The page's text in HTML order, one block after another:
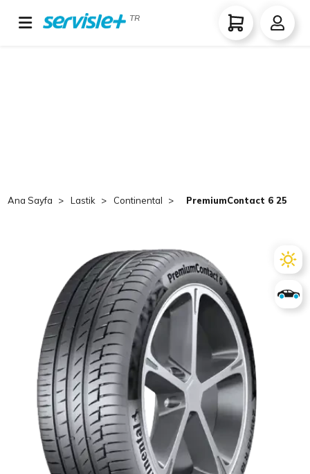
TR
Ana Sayfa Lastik Continental PremiumContact 6 255/55